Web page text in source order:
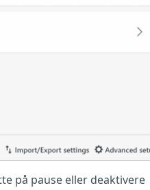
på pause eller deaktivere